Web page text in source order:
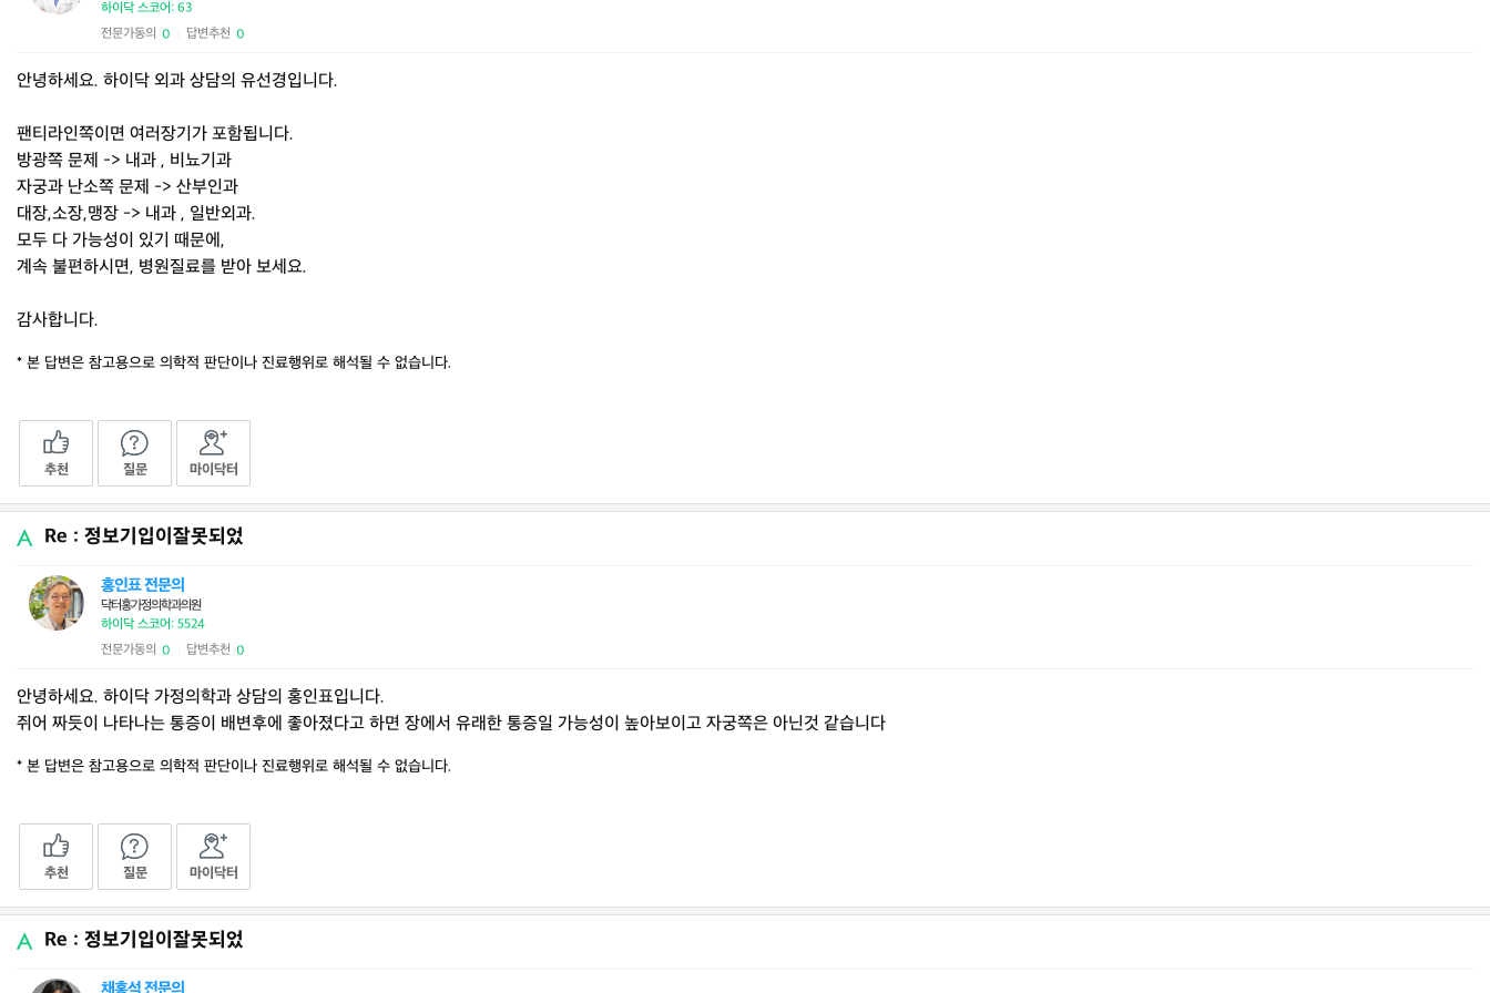
하이닥 스코어: 63
전문가동의 0 답변추천 0
안녕하세요. 하이닥 외과 상담의 유선경입니다.
팬티라인쪽이면 여러장기가 포함됩니다.
방광쪽 문제 -> 내과 , 비뇨기과
자궁과 난소쪽 문제 -> 산부인과
대장,소장,맹장 -> 내과 , 일반외과.
모두 다 가능성이 있기 때문에,
계속 불편하시면, 병원질료를 받아 보세요.
감사합니다.
* 본 답변은 참고용으로 의학적 판단이나 진료행위로 해석될 수 없습니다.
추천 질문 마이닥터
Re : 정보기입이잘못되었
홍인표 전문의
닥터홍가정의학과의원
하이닥 스코어: 5524
전문가동의 0 답변추천 0
안녕하세요. 하이닥 가정의학과 상담의 홍인표입니다.
쥐어 짜듯이 나타나는 통증이 배변후에 좋아졌다고 하면 장에서 유래한 통증일 가능성이 높아보이고 자궁쪽은 아닌것 같습니다
* 본 답변은 참고용으로 의학적 판단이나 진료행위로 해석될 수 없습니다.
추천 질문 마이닥터
Re : 정보기입이잘못되었